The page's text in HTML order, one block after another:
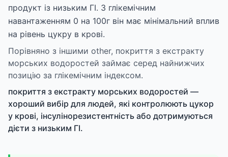
продукт із низьким ГІ. З глікемічним
навантаженням 0 на 100г він має мінімальний вплив
на рівень цукру в крові.
Порівняно з іншими other, покриття з екстракту
морських водоростей займає серед найнижчих
позицію за глікемічним індексом.
покриття з екстракту морських водоростей —
хороший вибір для людей, які контролюють цукор
у крові, інсулінорезистентність або дотримуються
дієти з низьким ГІ.